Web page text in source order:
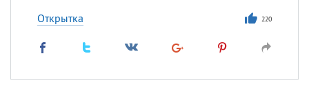
Открытка 220